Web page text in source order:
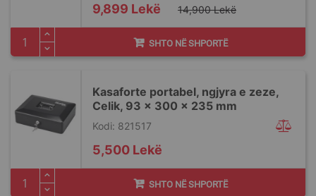
Special
Price
9,899 Lekë 14,900 Lekë
SHTO NË SHPORTË
Kasaforte portabel, ngjyra e zeze,
Celik, 93 x 300 x 235 mm
Kodi: 821517
5,500 Lekë
SHTO NË SHPORTË